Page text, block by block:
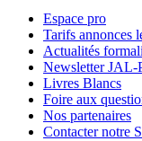
Espace pro
Tarifs annonces
Actualités
Newsletter JAL-
Livres Blancs
Foire aux
Nos partenaires
Contacter notre